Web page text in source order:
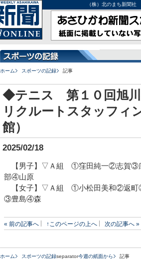
（株）北のまち新聞
ホーム スポーツの記録 記事
◆テニス 第１０回旭川
リクルートスタッフィ
館）
2025/02/18
【男子】▽Ａ組 ①窪田純一②志賀
部④山原
【女子】▽Ａ組 ①小松田美和②返
③豊島④森
« 前の記事へ ↑このページの上へ 次の記事へ »
ホーム スポーツの記録separator今週の紙面から 記事